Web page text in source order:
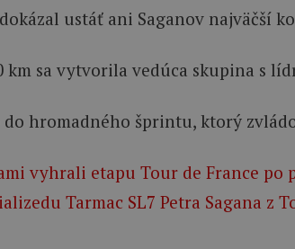
ustáť ani Saganov najväčší
km sa vytvorila vedúca skupina s
do hromadného šprintu, ktorý
vyhrali etapu Tour de France po
Tarmac SL7 Petra Sagana z